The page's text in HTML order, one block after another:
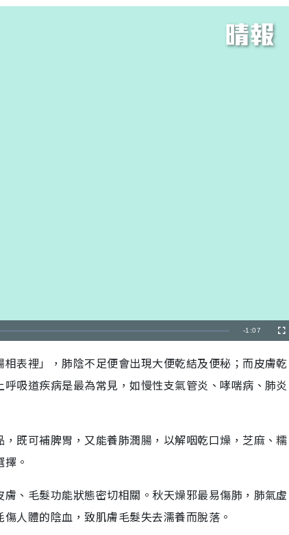
剩
間
-1:07
全
螢
表裡」，肺陰不足便會出現大便乾結及便秘；而皮膚乾
吸道疾病是最為常見，如慢性支氣管炎、哮喘病、肺炎
既可補脾胃，又能養肺潤腸，以解咽乾口燥，芝麻、糯
。
、毛髮功能狀態密切相關。秋天燥邪最易傷肺，肺氣虛
人體的陰血，致肌膚毛髮失去濡養而脫落。